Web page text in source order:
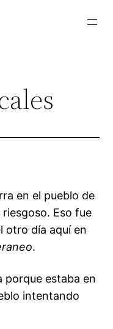
en el pueblo de
Eso fue
otro día aquí en
.
porque estaba en
intentando